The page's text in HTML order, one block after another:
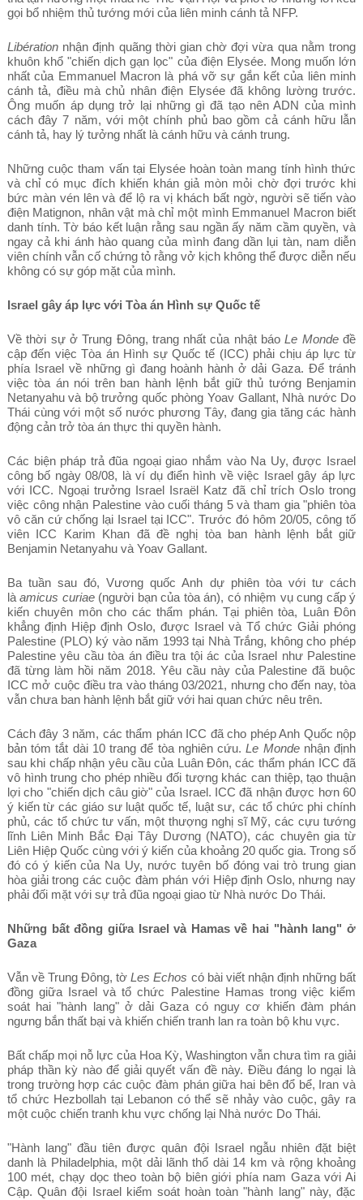
gọi bổ nhiệm thủ tướng mới của liên minh cánh tả NFP.
Libérationnhận định quãng thời gian chờ đợi vừa qua nằm trong
khuôn khổ "chiến dịch gạn lọc" của điện Elysée. Mong muốn lớn
nhất của Emmanuel Macron là phá vỡ sự gắn kết của liên minh
cánh tả, điều mà chủ nhân điện Elysée đã không lường trước.
Ông muốn áp dụng trở lại những gì đã tạo nên ADN của mình
cách đây 7 năm, với một chính phủ bao gồm cả cánh hữu lẫn
cánh tả, hay lý tưởng nhất là cánh hữu và cánh trung.
Những cuộc tham vấn tại Elysée hoàn toàn mang tính hình thức
và chỉ có mục đích khiến khán giả mòn mỏi chờ đợi trước khi
bức màn vén lên và để lộ ra vị khách bất ngờ, người sẽ tiến vào
điện Matignon, nhân vật mà chỉ một mình Emmanuel Macron biết
danh tính. Tờ báo kết luận rằng sau ngần ấy năm cầm quyền, và
ngay cả khi ánh hào quang của mình đang dần lụi tàn, nam diễn
viên chính vẫn cố chứng tỏ rằng vở kịch không thể được diễn nếu
không có sự góp mặt của mình.
Israel gây áp lực với Tòa án Hình sự Quốc tế
Về thời sự ở Trung Đông, trang nhất của nhật báoLe Mondeđề
cập đến việc Tòa án Hình sự Quốc tế (ICC) phải chịu áp lực từ
phía Israel về những gì đang hoành hành ở dải Gaza. Để tránh
việc tòa án nói trên ban hành lệnh bắt giữ thủ tướng Benjamin
Netanyahu và bộ trưởng quốc phòng Yoav Gallant, Nhà nước Do
Thái cùng với một số nước phương Tây, đang gia tăng các hành
động cản trở tòa án thực thi quyền hành.
Các biện pháp trả đũa ngoại giao nhắm vào Na Uy, được Israel
công bố ngày 08/08, là ví dụ điển hình về việc Israel gây áp lực
với ICC. Ngoại trưởng Israel Israël Katz đã chỉ trích Oslo trong
việc công nhận Palestine vào cuối tháng 5 và tham gia "phiên tòa
vô căn cứ chống lại Israel tại ICC". Trước đó hôm 20/05, công tố
viên ICC Karim Khan đã đề nghị tòa ban hành lệnh bắt giữ
Benjamin Netanyahu và Yoav Gallant.
Ba tuần sau đó, Vương quốc Anh dự phiên tòa với tư cách
làamicus curiae(người bạn của tòa án), có nhiệm vụ cung cấp ý
kiến chuyên môn cho các thẩm phán. Tại phiên tòa, Luân Đôn
khẳng định Hiệp định Oslo, được Israel và Tổ chức Giải phóng
Palestine (PLO) ký vào năm 1993 tại Nhà Trắng, không cho phép
Palestine yêu cầu tòa án điều tra tội ác của Israel như Palestine
đã từng làm hồi năm 2018. Yêu cầu này của Palestine đã buộc
ICC mở cuộc điều tra vào tháng 03/2021, nhưng cho đến nay, tòa
vẫn chưa ban hành lệnh bắt giữ với hai quan chức nêu trên.
Cách đây 3 năm, các thẩm phán ICC đã cho phép Anh Quốc nộp
bản tóm tắt dài 10 trang để tòa nghiên cứu.Le Mondenhận định
sau khi chấp nhận yêu cầu của Luân Đôn, các thẩm phán ICC đã
vô hình trung cho phép nhiều đối tượng khác can thiệp, tạo thuận
lợi cho "chiến dịch câu giờ" của Israel. ICC đã nhận được hơn 60
ý kiến từ các giáo sư luật quốc tế, luật sư, các tổ chức phi chính
phủ, các tổ chức tư vấn, một thượng nghị sĩ Mỹ, các cựu tướng
lĩnh Liên Minh Bắc Đại Tây Dương (NATO), các chuyên gia từ
Liên Hiệp Quốc cùng với ý kiến của khoảng 20 quốc gia. Trong số
đó có ý kiến của Na Uy, nước tuyên bố đóng vai trò trung gian
hòa giải trong các cuộc đàm phán với Hiệp định Oslo, nhưng nay
phải đối mặt với sự trả đũa ngoại giao từ Nhà nước Do Thái.
Những bất đồng giữa Israel và Hamas về hai "hành lang" ở
Gaza
Vẫn về Trung Đông, tờLes Echos có bài viết nhận định những bất
đồng giữa Israel và tổ chức Palestine Hamas trong việc kiểm
soát hai "hành lang" ở dải Gaza có nguy cơ khiến đàm phán
ngưng bắn thất bại và khiến chiến tranh lan ra toàn bộ khu vực.
Bất chấp mọi nỗ lực của Hoa Kỳ, Washington vẫn chưa tìm ra giải
pháp thần kỳ nào để giải quyết vấn đề này. Điều đáng lo ngại là
trong trường hợp các cuộc đàm phán giữa hai bên đổ bể, Iran và
tổ chức Hezbollah tại Lebanon có thể sẽ nhảy vào cuộc, gây ra
một cuộc chiến tranh khu vực chống lại Nhà nước Do Thái.
"Hành lang" đầu tiên được quân đội Israel ngẫu nhiên đặt biệt
danh là Philadelphia, một dải lãnh thổ dài 14 km và rộng khoảng
100 mét, chạy dọc theo toàn bộ biên giới phía nam Gaza với Ai
Cập. Quân đội Israel kiểm soát hoàn toàn "hành lang" này, đặc